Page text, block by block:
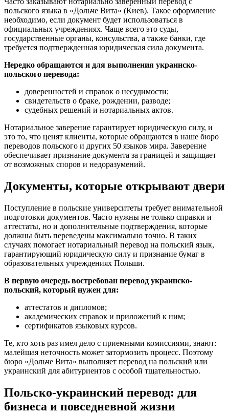
польского языка в «Дольче Вита» (Киев). Такое оформление
необходимо, если документ будет использоваться в
официальных учреждениях. Чаще всего это суды,
государственные органы, консульства, а также банки, где
требуется подтвержденная юридическая сила документа.
Нередко обращаются и для выполнения украинско-
польского перевода:
доверенностей и справок о несудимости;
свидетельств о браке, рождении, разводе;
судебных решений и нотариальных актов.
Нотариальное заверение гарантирует юридическую силу, и
это то, что ценят клиенты, которые обращаются в наше бюро
переводов польского и других 50 языков мира. Заверение
обеспечивает признание документа за границей и защищает
от возможных споров и недоразумений.
Документы, которые открывают двери
Поступление в польские университеты требует внимательной
подготовки документов. Часто нужны не только справки и
аттестаты, но и дополнительные подтверждения, которые
должны быть переведены максимально точно. В таких
случаях помогает нотариальный перевод на польский язык,
гарантирующий юридическую силу и признание бумаг в
образовательных учреждениях Польши.
В первую очередь востребован перевод украинско-
польский, который нужен для:
аттестатов и дипломов;
академических справок и приложений к ним;
сертификатов языковых курсов.
Те, кто хоть раз имел дело с приемными комиссиями, знают:
малейшая неточность может затормозить процесс. Поэтому
бюро «Дольче Вита» выполняет перевод на польский или
украинский для абитуриентов с особой тщательностью.
Польско-украинский перевод: для
бизнеса и повседневной жизни